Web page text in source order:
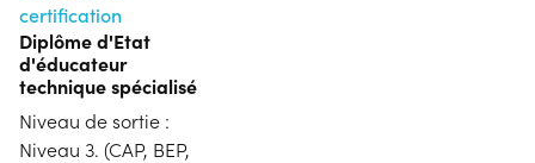
certification
Diplôme d'Etat
d'éducateur
technique spécialisé
Niveau de sortie :
Niveau 3. (CAP, BEP,